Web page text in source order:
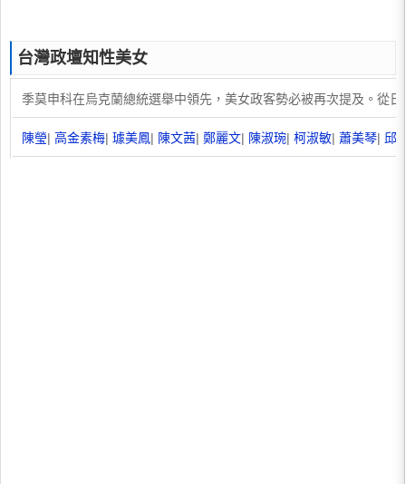
台灣政壇知性美女
季莫申科在烏克蘭總統選舉中領先，美女政客勢必被再次提及。從
陳瑩| 高金素梅| 璩美鳳| 陳文茜| 鄭麗文| 陳淑琬| 柯淑敏| 蕭美琴| 邱